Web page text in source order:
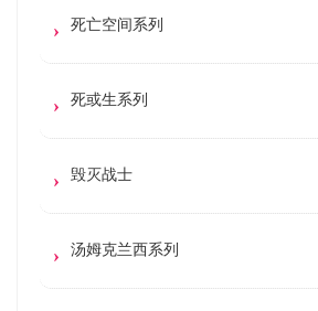
死亡空间系列
死或生系列
毁灭战士
汤姆克兰西系列